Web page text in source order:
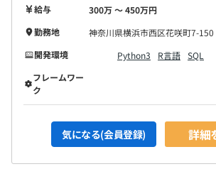
給与
300万 〜 450万円
勤務地
神奈川県横浜市西区花咲町7-150
開発環境
Python3 R言語 SQL
フレームワー
ク
気になる(会員登録) 詳細